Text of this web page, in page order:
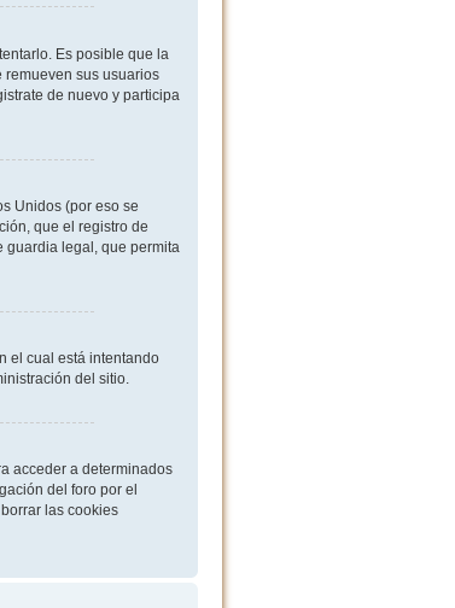
Es posible que la
remueven sus usuarios
de nuevo y participa
Unidos (por eso se
que el registro de
guardia legal, que permita
el cual está intentando
del sitio.
acceder a determinados
del foro por el
las cookies